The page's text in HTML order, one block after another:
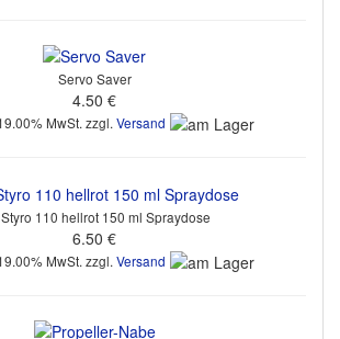
Servo Saver
4.50 €
MwSt. zzgl. Versand
110 hellrot 150 ml Spraydose
6.50 €
MwSt. zzgl. Versand